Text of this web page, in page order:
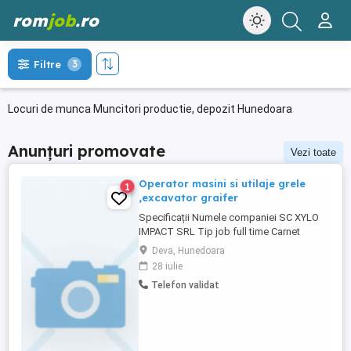
romjob.ro
Locuri de munca Muncitori productie, depozit Hunedoara
Filtre 3
Anunțuri promovate Vezi toate
1
Operator masini si utilaje grele
,excavator graifer
Specificații Numele companiei SC XYLO
IMPACT SRL Tip job full time Carnet
conducere B Locuri vacante 4 Descriere
SC XYLO IMPACT SRL ANGAJEAZA SI
OPERATOR MASINI SI UTILAJE GRELE
RESPONSAILITATI: - Operarea utilajelor
Deva, Hunedoara
28 iulie
Telefon validat